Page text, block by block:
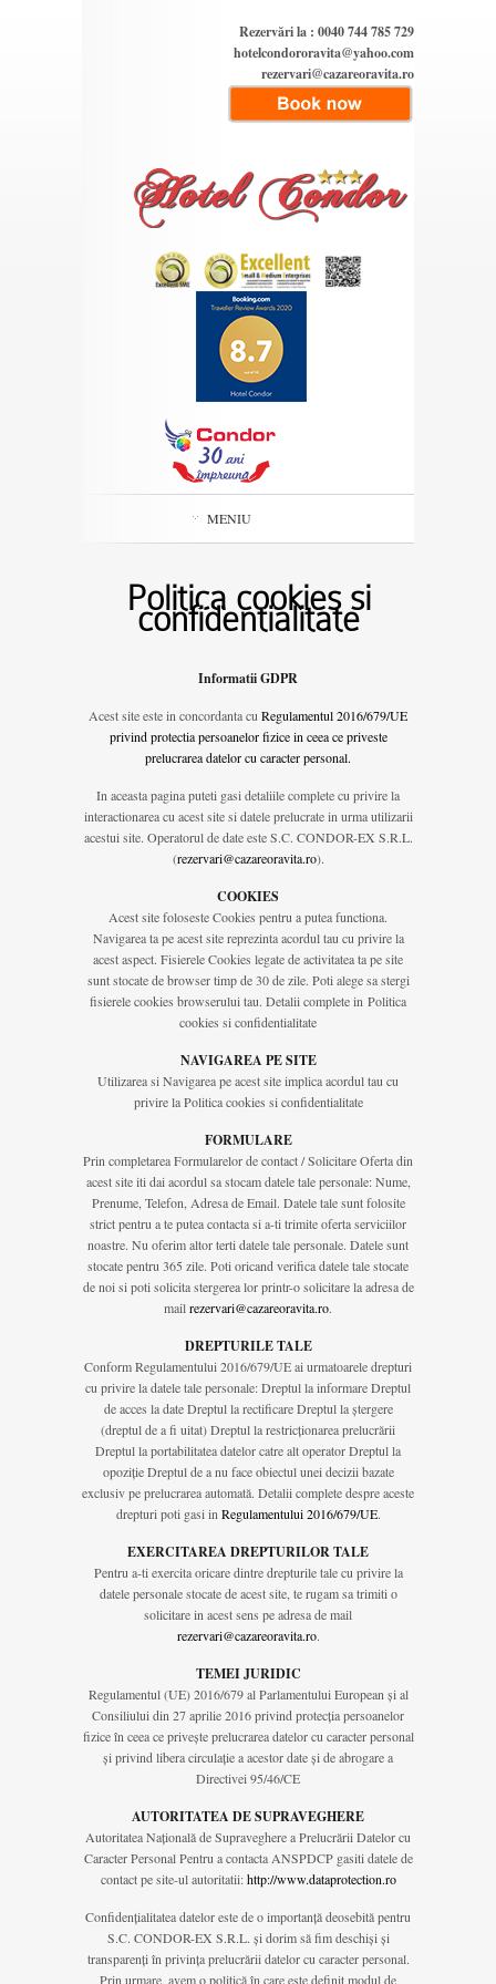
Rezervări la : 0040 744 785 729
hotelcondororavita@yahoo.com
rezervari@cazareoravita.ro
MENIU
Politica cookies si
confidentialitate
Informatii GDPR
Acest site este in concordanta cuRegulamentul 2016/679/UE
privind protectia persoanelor fizice in ceea ce priveste
prelucrarea datelor cu caracter personal.
In aceasta pagina puteti gasi detaliile complete cu privire la
interactionarea cu acest site si datele prelucrate in urma utilizarii
acestui site. Operatorul de date este S.C. CONDOR-EX S.R.L.
(rezervari@cazareoravita.ro).
COOKIES
Acest site foloseste Cookies pentru a putea functiona.
Navigarea ta pe acest site reprezinta acordul tau cu privire la
acest aspect. Fisierele Cookies legate de activitatea ta pe site
sunt stocate de browser timp de 30 de zile. Poti alege sa stergi
fisierele cookies browserului tau. Detalii complete in Politica
cookies si confidentialitate
NAVIGAREA PE SITE
Utilizarea si Navigarea pe acest site implica acordul tau cu
privire la Politica cookies si confidentialitate
FORMULARE
Prin completarea Formularelor de contact / Solicitare Oferta din
acest site iti dai acordul sa stocam datele tale personale: Nume,
Prenume, Telefon, Adresa de Email. Datele tale sunt folosite
strict pentru a te putea contacta si a-ti trimite oferta serviciilor
noastre. Nu oferim altor terti datele tale personale. Datele sunt
stocate pentru 365 zile. Poti oricand verifica datele tale stocate
de noi si poti solicita stergerea lor printr-o solicitare la adresa de
mailrezervari@cazareoravita.ro.
DREPTURILE TALE
Conform Regulamentului 2016/679/UE ai urmatoarele drepturi
cu privire la datele tale personale: Dreptul la informare Dreptul
de acces la date Dreptul la rectificare Dreptul la ștergere
(dreptul de a fi uitat) Dreptul la restricționarea prelucrării
Dreptul la portabilitatea datelor catre alt operator Dreptul la
opoziție Dreptul de a nu face obiectul unei decizii bazate
exclusiv pe prelucrarea automată. Detalii complete despre aceste
drepturi poti gasi inRegulamentului 2016/679/UE.
EXERCITAREA DREPTURILOR TALE
Pentru a-ti exercita oricare dintre drepturile tale cu privire la
datele personale stocate de acest site, te rugam sa trimiti o
solicitare in acest sens pe adresa de mail
rezervari@cazareoravita.ro.
TEMEI JURIDIC
Regulamentul (UE) 2016/679 al Parlamentului European și al
Consiliului din 27 aprilie 2016 privind protecția persoanelor
fizice în ceea ce privește prelucrarea datelor cu caracter personal
și privind libera circulație a acestor date și de abrogare a
Directivei 95/46/CE
AUTORITATEA DE SUPRAVEGHERE
Autoritatea Naţională de Supraveghere a Prelucrării Datelor cu
Caracter Personal Pentru a contacta ANSPDCP gasiti datele de
contact pe site-ul autoritatii:http://www.dataprotection.ro
Confidențialitatea datelor este de o importanță deosebită pentru
S.C. CONDOR-EX S.R.L. și dorim să fim deschiși și
transparenți în privința prelucrării datelor cu caracter personal.
Prin urmare, avem o politică în care este definit modul de